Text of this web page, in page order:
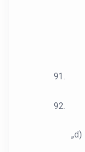
91.
92.
„d)